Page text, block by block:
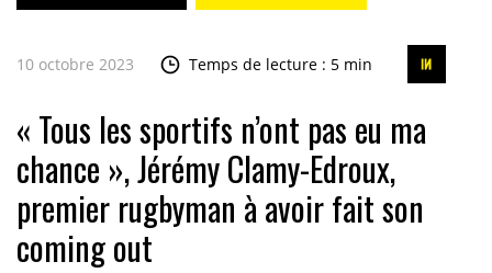
10 octobre 2023 Temps de lecture : 5 min
« Tous les sportifs n’ont pas eu ma
chance », Jérémy Clamy-Edroux,
premier rugbyman à avoir fait son
coming out